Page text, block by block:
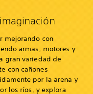
mejorando con
armas, motores y
gran variedad de
con cañones
por la arena y
los ríos, y explora